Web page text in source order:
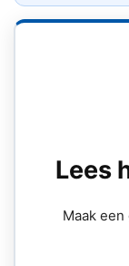
Lees
Maak